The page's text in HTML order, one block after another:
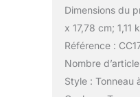
Dimensions du
x 17,78 cm; 1,11
Référence :
Nombre
Style : Tonneau